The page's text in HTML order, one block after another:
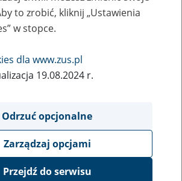
to zrobić, kliknij „Ustawienia
w stopce.
dla www.zus.pl
19.08.2024 r.
Odrzuć opcjonalne
Zarządzaj opcjami
Przejdź do serwisu